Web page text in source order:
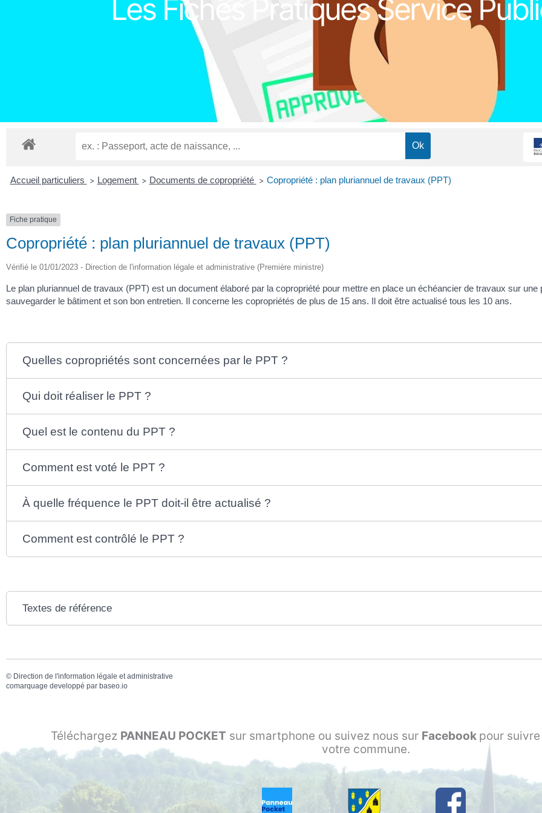
Les Fiches Pratiques Service
Accueil particuliers > Logement > Documents de copropriété > Copropriété : plan pluriannuel de travaux (PPT)
Fiche pratique
Copropriété : plan pluriannuel de travaux (PPT)
Vérifié le 01/01/2023 - Direction de l'information légale et administrative (Première ministre)
Le plan pluriannuel de travaux (PPT) est un document élaboré par la copropriété pour mettre en place un échéancier de travaux sur
sauvegarder le bâtiment et son bon entretien. Il concerne les copropriétés de plus de 15 ans. Il doit être actualisé tous les 10 ans.
Quelles copropriétés sont concernées par le PPT ?
Qui doit réaliser le PPT ?
Quel est le contenu du PPT ?
Comment est voté le PPT ?
À quelle fréquence le PPT doit-il être actualisé ?
Comment est contrôlé le PPT ?
Textes de référence
© Direction de l'information légale et administrative
comarquage developpé par baseo.io
Téléchargez PANNEAU POCKET sur smartphone ou suivez nous sur Facebook pour
votre commune.